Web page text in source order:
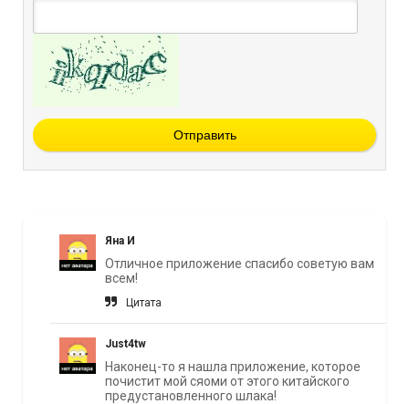
Отправить
Яна И
Отличное приложение спасибо советую вам
всем!
Цитата
Just4tw
Наконец-то я нашла приложение, которое
почистит мой сяоми от этого китайского
предустановленного шлака!